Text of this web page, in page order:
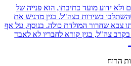
ידוע מועד כתיבתו, הוא פנייה של
בשירות בצה"ל. בגין מדגיש את
צבא שחרור המולדת כולה. בנוסף, על אף
צה"ל, בגין קורא לחבריו לא לאבד
הרוח